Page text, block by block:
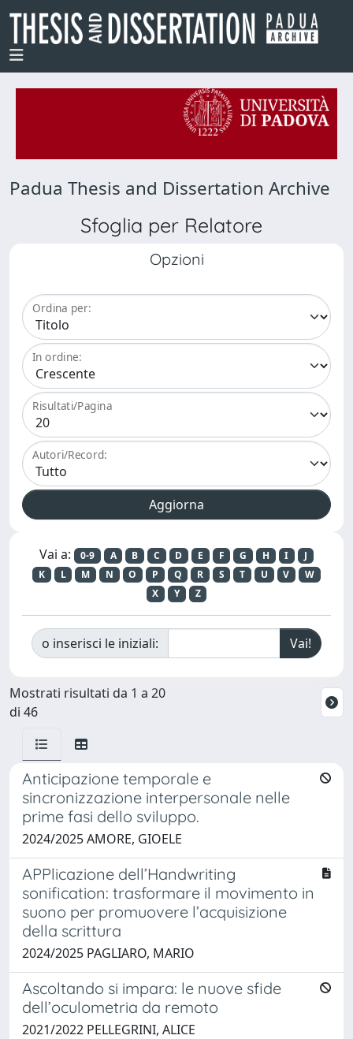
Padua Thesis and Dissertation Archive
Sfoglia per Relatore
Opzioni
Ordina per:
In ordine:
Risultati/Pagina
Autori/Record:
Vai a: 0-9 A B C D E F G H I
J
K
L M N O P Q R S T U V
W
X
Y Z
o inserisci le iniziali:
Mostrati risultati da 1 a 20
di 46
Anticipazione temporale e
sincronizzazione interpersonale nelle
prime fasi dello sviluppo.
2024/2025 AMORE, GIOELE
APPlicazione dell’Handwriting
sonification: trasformare il movimento in
suono per promuovere l’acquisizione
della scrittura
2024/2025 PAGLIARO, MARIO
Ascoltando si impara: le nuove sfide
dell’oculometria da remoto
2021/2022 PELLEGRINI, ALICE